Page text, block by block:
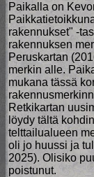
Paikalla on
rakennukset" -
rakennuksen
Peruskartan
merkin alle.
mukana tässä
Retkikartan
löydy tältä
telttailualueen
oli jo huussi ja
2025). Olisiko
poistunut.